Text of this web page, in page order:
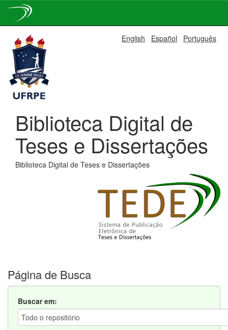
navigation
English Español Português
Biblioteca Digital de
Teses e Dissertações
Biblioteca Digital de Teses e Dissertações
Página de Busca
Buscar em: